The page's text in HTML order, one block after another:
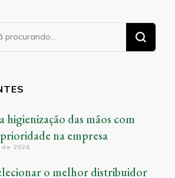
higienização das mãos com
na empresa
2026
o melhor distribuidor